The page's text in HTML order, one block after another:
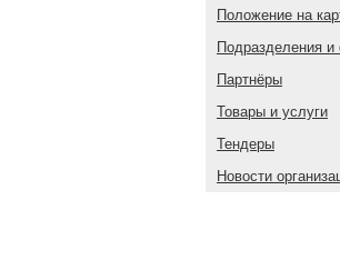
Положение на
Подразделения
Партнёры
Товары и услуги
Тендеры
Новости